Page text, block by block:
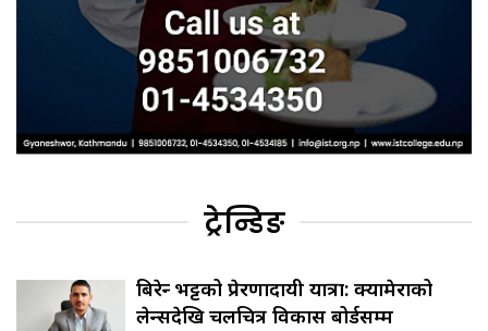
ट्रेन्डिङ
बिरेन्द्र भट्टको प्रेरणादायी यात्रा: क्यामेराको
लेन्सदेखि चलचित्र विकास बोर्डसम्म